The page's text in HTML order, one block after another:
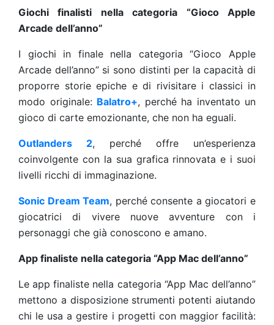
Giochi finalisti nella categoria “Gioco Apple
Arcade dell’anno”
I giochi in finale nella categoria “Gioco Apple
Arcade dell’anno” si sono distinti per la capacità di
proporre storie epiche e di rivisitare i classici in
modo originale: Balatro+, perché ha inventato un
gioco di carte emozionante, che non ha eguali.
Outlanders 2, perché offre un’esperienza
coinvolgente con la sua grafica rinnovata e i suoi
livelli ricchi di immaginazione.
Sonic Dream Team, perché consente a giocatori e
giocatrici di vivere nuove avventure con i
personaggi che già conoscono e amano.
App finaliste nella categoria “App Mac dell’anno”
Le app finaliste nella categoria “App Mac dell’anno”
mettono a disposizione strumenti potenti aiutando
chi le usa a gestire i progetti con maggior facilità: